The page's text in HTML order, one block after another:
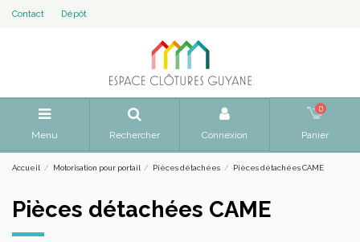
Contact Dépôt
Menu Rechercher Connexion
0
Panier
Accueil Motorisation pour portail Pièces détachées Pièces détachées CAME
Pièces détachées CAME